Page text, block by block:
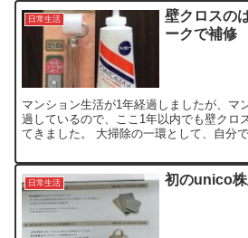
日常生活
壁クロスの
ークで補修
マンション生活が1年経過しましたが、マ
過しているので、ここ1年以内でも壁クロ
てきました。 大掃除の一環として、自分
日常生活 初のunico